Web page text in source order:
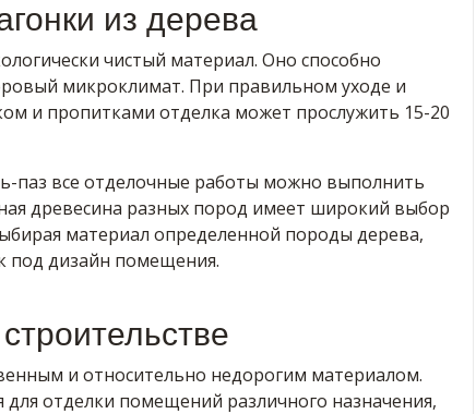
из дерева
чистый материал. Оно способно
микроклимат. При правильном уходе и
и пропитками отделка может прослужить 15-20
паз все отделочные работы можно выполнить
древесина разных пород имеет широкий выбор
материал определенной породы дерева,
под дизайн помещения.
и относительно недорогим материалом.
для отделки помещений различного назначения,